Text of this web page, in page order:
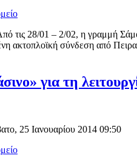
τις 28/01 – 2/02, η γραμμή
ακτοπλοϊκή σύνδεση από
για τη
25 Ιανουαρίου 2014 09:50